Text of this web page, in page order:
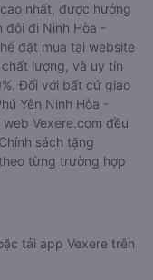
nhất, được hưởng
đôi đi Ninh Hòa -
đặt mua tại website
lượng, và uy tín
Đối với bất cứ giao
Yên Ninh Hòa -
Vexere.com đều
sách tặng
từng trường hợp
tải app Vexere trên